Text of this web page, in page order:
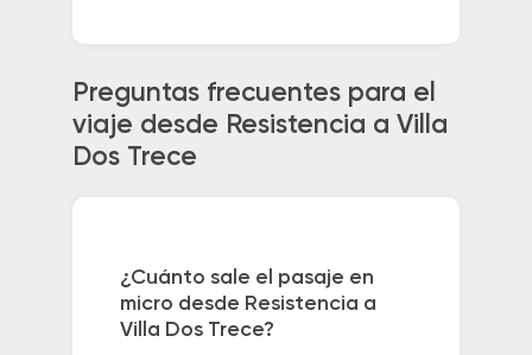
Preguntas frecuentes para el
viaje desde Resistencia a Villa
Dos Trece
¿Cuánto sale el pasaje en
micro desde Resistencia a
Villa Dos Trece?